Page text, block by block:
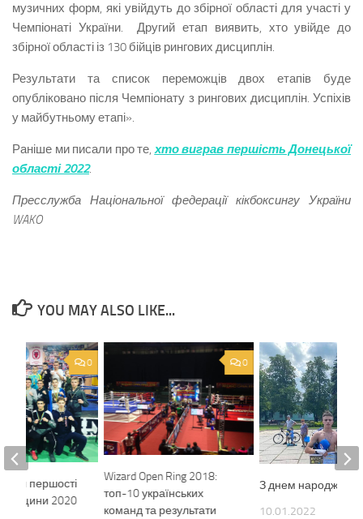
музичних форм, які увійдуть до збірної області для участі у
Чемпіонаті України. Другий етап виявить, хто увійде до
збірної області із 130 бійців рингових дисциплін.
Результати та список переможців двох етапів буде
опубліковано після Чемпіонату з рингових дисциплін. Успіхів
у майбутньому етапі».
Раніше ми писали про те,хто виграв першість Донецької
області 2022.
Пресслужба Національної федерації кікбоксингу України
WAKO
YOU MAY ALSO LIKE...
0
Wizard Open Ring 2018:
топ-10 українських
команд та результати
З днем
10.01.2022
0
першості
2020